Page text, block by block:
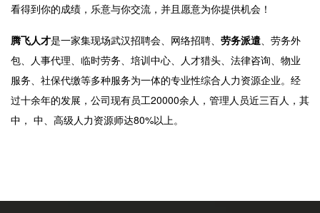
看得到你的成绩，乐意与你交流，并且愿意为你提供机会！
腾飞人才是一家集现场武汉招聘会、网络招聘、 劳务派遣 、劳务外
包、人事代理、临时劳务、培训中心、人才猎头、法律咨询、物业
服务、社保代缴等多种服务为一体的专业性综合人力资源企业。经
过十余年的发展，公司现有员工20000余人，管理人员近三百人，其
中， 中、高级人力资源师达80%以上。